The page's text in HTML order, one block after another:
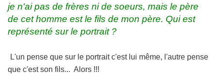
je n'ai pas de frères ni de soeurs, mais le père
de cet homme est le fils de mon père. Qui est
représenté sur le portrait ?
L'un pense que sur le portrait c'est lui même, l'autre pense
que c'est son fils... Alors !!!